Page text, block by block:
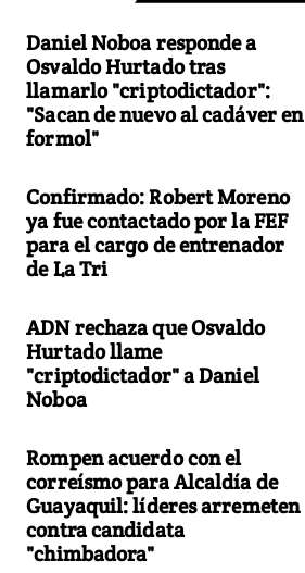
Daniel Noboa responde a
Osvaldo Hurtado tras
llamarlo "criptodictador":
"Sacan de nuevo al cadáver en
formol"
Confirmado: Robert Moreno
ya fue contactado por la FEF
para el cargo de entrenador
de La Tri
ADN rechaza que Osvaldo
Hurtado llame
"criptodictador" a Daniel
Noboa
Rompen acuerdo con el
correísmo para Alcaldía de
Guayaquil: líderes arremeten
contra candidata
"chimbadora"